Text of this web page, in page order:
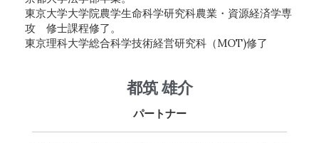
東京大学大学院農学生命科学研究科農業・資源経済学専
攻 修士課程修了。
東京理科大学総合科学技術経営研究科（MOT)修了
都筑 雄介
パートナー